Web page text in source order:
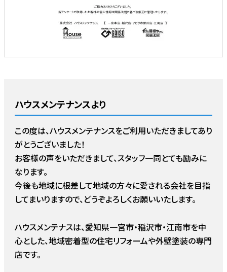
ハウスメンテナンスより
この度は、ハウスメンテナンスをご利用いただきましてあり
がとうございました！
お客様の声をいただきまして、スタッフ一同とても励みに
なります。
今後も地域に根差して地域の方々に愛される会社を目指
してまいりますので、どうぞよろしくお願いいたします。
ハウスメンテナスは、愛知県一宮市・稲沢市・江南市を中
心とした、地域密着型の住宅リフォームや外壁塗装の専門
店です。